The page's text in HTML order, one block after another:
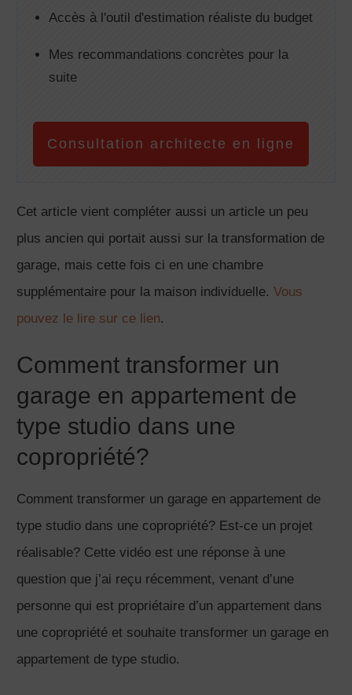
Accès à l'outil d'estimation réaliste du budget
Mes recommandations concrètes pour la
suite
Consultation architecte en ligne
Cet article vient compléter aussi un article un peu
plus ancien qui portait aussi sur la transformation de
garage, mais cette fois ci en une chambre
supplémentaire pour la maison individuelle. Vous
pouvez le lire sur ce lien.
Comment transformer un
garage en appartement de
type studio dans une
copropriété?
Comment transformer un garage en appartement de
type studio dans une copropriété? Est-ce un projet
réalisable? Cette vidéo est une réponse à une
question que j’ai reçu récemment, venant d’une
personne qui est propriétaire d’un appartement dans
une copropriété et souhaite transformer un garage en
appartement de type studio.